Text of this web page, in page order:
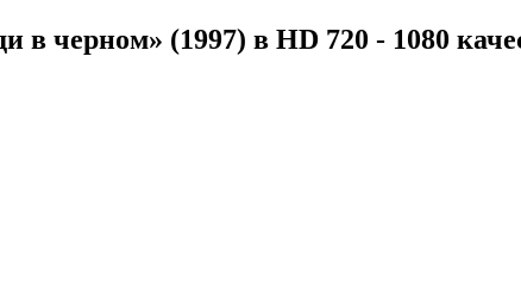
черном» (1997) в HD 720 - 1080